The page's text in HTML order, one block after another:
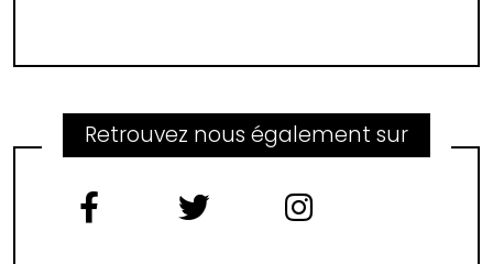
Retrouvez nous également sur